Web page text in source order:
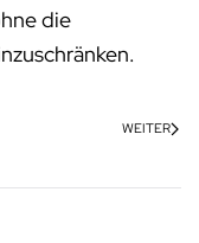
die
WEITER